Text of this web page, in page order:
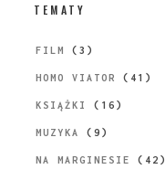
TEMATY
FILM (3)
HOMO VIATOR (41)
KSIĄŻKI (16)
MUZYKA (9)
NA MARGINESIE (42)